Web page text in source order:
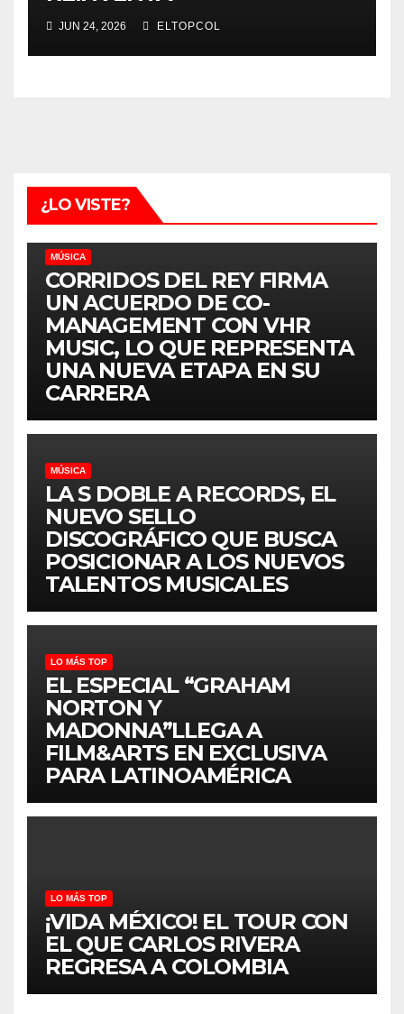
JUN 24, 2026 ELTOPCOL
¿LO VISTE?
MÚSICA
CORRIDOS DEL REY FIRMA
UN ACUERDO DE CO-
MANAGEMENT CON VHR
MUSIC, LO QUE REPRESENTA
UNA NUEVA ETAPA EN SU
CARRERA
MÚSICA
LA S DOBLE A RECORDS, EL
NUEVO SELLO
DISCOGRÁFICO QUE BUSCA
POSICIONAR A LOS NUEVOS
TALENTOS MUSICALES
LO MÁS TOP
EL ESPECIAL “GRAHAM
NORTON Y
MADONNA”LLEGA A
FILM&ARTS EN EXCLUSIVA
PARA LATINOAMÉRICA
LO MÁS TOP
¡VIDA MÉXICO! EL TOUR CON
EL QUE CARLOS RIVERA
REGRESA A COLOMBIA